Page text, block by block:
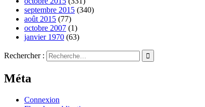
septembre 2015 (340)
août 2015 (77)
octobre 2007 (1)
janvier 1970 (63)
Rechercher :
Méta
Connexion